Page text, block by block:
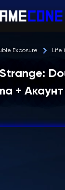
Exposure Life
+